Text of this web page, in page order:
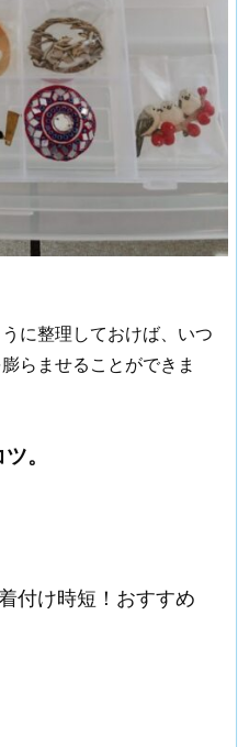
に整理しておけば、いつ
らませることができま
。
付け時短！おすすめ